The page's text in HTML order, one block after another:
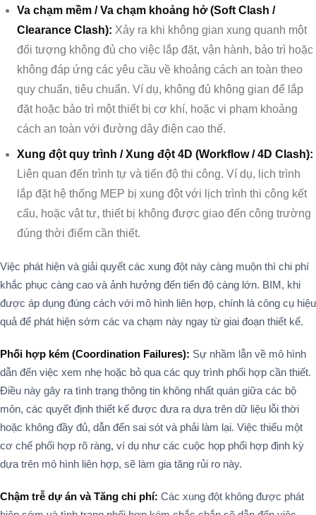
Va chạm mềm / Va chạm khoảng hở (Soft Clash /
Clearance Clash): Xảy ra khi không gian xung quanh một
đối tượng không đủ cho việc lắp đặt, vận hành, bảo trì hoặc
không đáp ứng các yêu cầu về khoảng cách an toàn theo
quy chuẩn, tiêu chuẩn. Ví dụ, không đủ không gian để lắp
đặt hoặc bảo trì một thiết bị cơ khí, hoặc vi phạm khoảng
cách an toàn với đường dây điện cao thế.
Xung đột quy trình / Xung đột 4D (Workflow / 4D Clash):
Liên quan đến trình tự và tiến độ thi công. Ví dụ, lịch trình
lắp đặt hệ thống MEP bị xung đột với lịch trình thi công kết
cấu, hoặc vật tư, thiết bị không được giao đến công trường
đúng thời điểm cần thiết.
Việc phát hiện và giải quyết các xung đột này càng muộn thì chi phí
khắc phục càng cao và ảnh hưởng đến tiến độ càng lớn. BIM, khi
được áp dụng đúng cách với mô hình liên hợp, chính là công cụ hiệu
quả để phát hiện sớm các va chạm này ngay từ giai đoạn thiết kế.
Phối hợp kém (Coordination Failures): Sự nhầm lẫn về mô hình
dẫn đến việc xem nhẹ hoặc bỏ qua các quy trình phối hợp cần thiết.
Điều này gây ra tình trạng thông tin không nhất quán giữa các bộ
môn, các quyết định thiết kế được đưa ra dựa trên dữ liệu lỗi thời
hoặc không đầy đủ, dẫn đến sai sót và phải làm lại. Việc thiếu một
cơ chế phối hợp rõ ràng, ví dụ như các cuộc họp phối hợp định kỳ
dựa trên mô hình liên hợp, sẽ làm gia tăng rủi ro này.
Chậm trễ dự án và Tăng chi phí: Các xung đột không được phát